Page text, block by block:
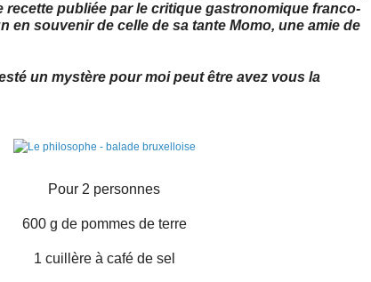
recette publiée par le critique gastronomique franco-
en souvenir de celle de sa tante Momo, une amie de
un mystère pour moi peut être avez vous la
Pour 2 personnes
600 g de pommes de terre
1 cuillère à café de sel